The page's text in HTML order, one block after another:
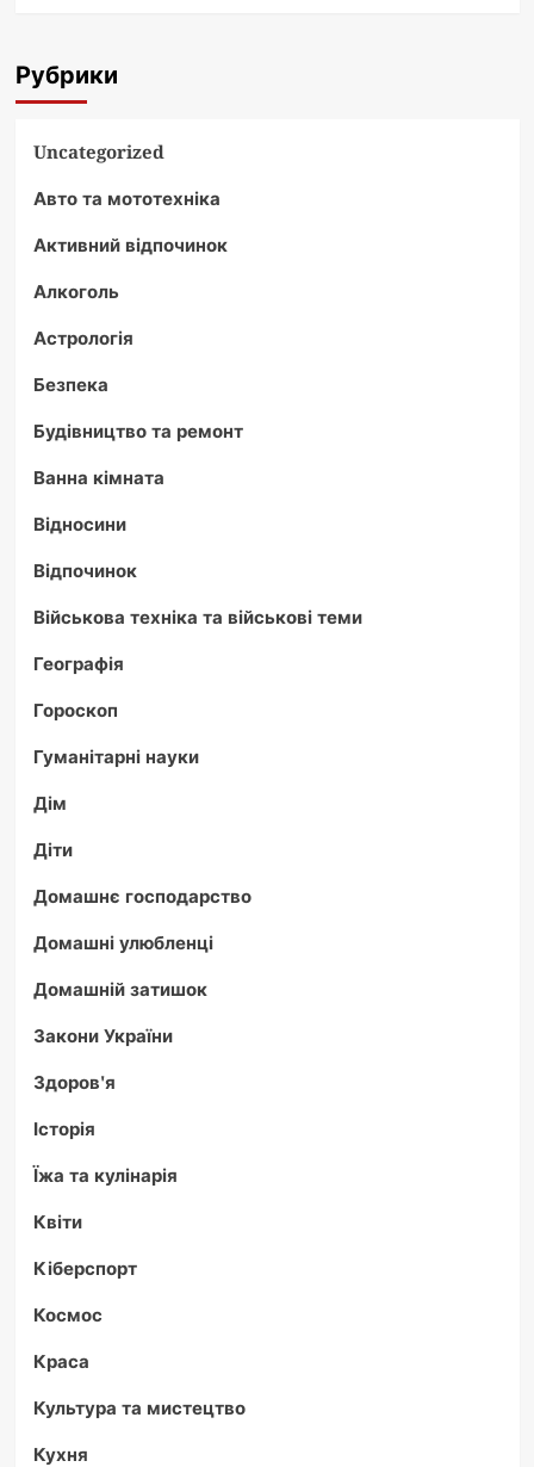
Рубрики
Uncategorized
Авто та мототехніка
Активний відпочинок
Алкоголь
Астрологія
Безпека
Будівництво та ремонт
Ванна кімната
Відносини
Відпочинок
Військова техніка та військові теми
Географія
Гороскоп
Гуманітарні науки
Дім
Діти
Домашнє господарство
Домашні улюбленці
Домашній затишок
Закони України
Здоров'я
Історія
Їжа та кулінарія
Квіти
Кіберспорт
Космос
Краса
Культура та мистецтво
Кухня